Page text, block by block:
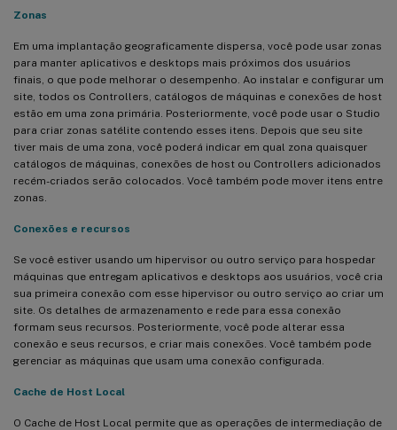
Zonas
Em uma implantação geograficamente dispersa, você pode usar zonas
para manter aplicativos e desktops mais próximos dos usuários
finais, o que pode melhorar o desempenho. Ao instalar e configurar um
site, todos os Controllers, catálogos de máquinas e conexões de host
estão em uma zona primária. Posteriormente, você pode usar o Studio
para criar zonas satélite contendo esses itens. Depois que seu site
tiver mais de uma zona, você poderá indicar em qual zona quaisquer
catálogos de máquinas, conexões de host ou Controllers adicionados
recém-criados serão colocados. Você também pode mover itens entre
zonas.
Conexões e recursos
Se você estiver usando um hipervisor ou outro serviço para hospedar
máquinas que entregam aplicativos e desktops aos usuários, você cria
sua primeira conexão com esse hipervisor ou outro serviço ao criar um
site. Os detalhes de armazenamento e rede para essa conexão
formam seus recursos. Posteriormente, você pode alterar essa
conexão e seus recursos, e criar mais conexões. Você também pode
gerenciar as máquinas que usam uma conexão configurada.
Cache de Host Local
O Cache de Host Local permite que as operações de intermediação de